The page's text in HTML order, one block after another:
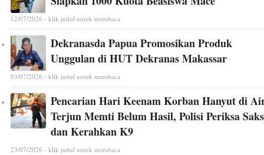
12/07/2026 - klik judul untuk membaca
Dekranasda Papua Promosikan Produk
Unggulan di HUT Dekranas Makassar
03/07/2026 - klik judul untuk membaca
Pencarian Hari Keenam Korban Hanyut di
Terjun Memti Belum Hasil, Polisi Periksa
dan Kerahkan K9
23/07/2026 - klik judul untuk membaca